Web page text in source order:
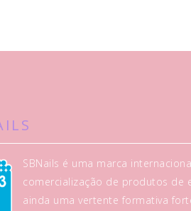
SBNails é uma marca
comercialização de produtos de
ainda uma vertente formativa